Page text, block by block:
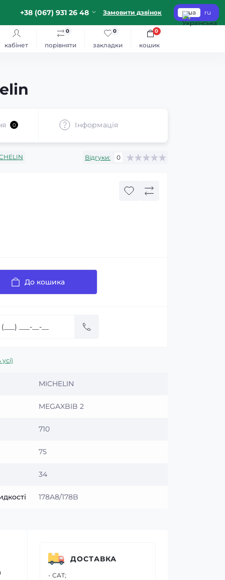
+38 (067) 931 26 48 Замовити дзвінок ua ru
кабінет порівняти
0
закладки
0
кошик
0
0 Iнформація
Відгуки: 0
До кошика
MICHELIN
MEGAXBIB 2
710
75
34
178A8/178B
ДОСТАВКА
- САТ;